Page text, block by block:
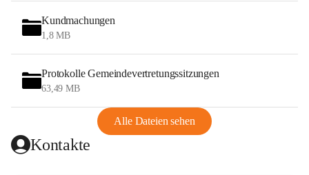
Kundmachungen
1,8 MB
Protokolle Gemeindevertretungssitzungen
63,49 MB
Alle Dateien sehen
Kontakte